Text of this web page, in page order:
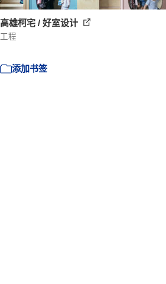
高雄柯宅 / 好室设计
工程
添加书签